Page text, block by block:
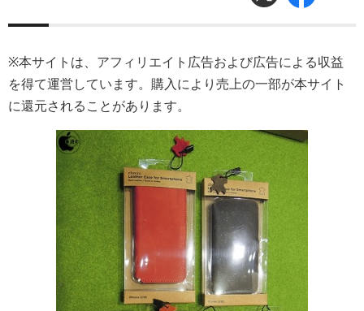
※本サイトは、アフィリエイト広告および広告による収益
を得て運営しています。購入により売上の一部が本サイト
に還元されることがあります。